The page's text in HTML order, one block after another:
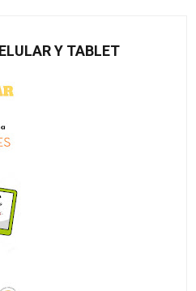
Y TABLET